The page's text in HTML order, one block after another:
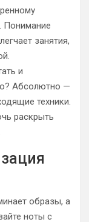
Понимание
занятия,
и
Абсолютно —
техники.
раскрыть
образы, а
ноты с